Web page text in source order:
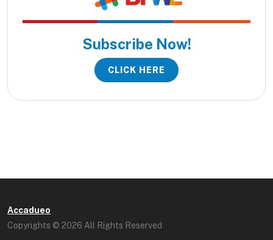
Subscribe Now!
CLICK HERE
Accadueo
Copyrights © 2026 All Rights Reserved